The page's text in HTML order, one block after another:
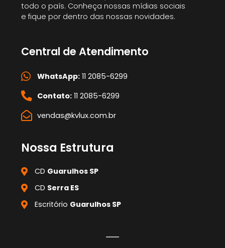
todo o país. Conheça nossas mídias sociais
e fique por dentro das nossas novidades.
Central de Atendimento
WhatsApp:11 2085-6299
Contato:11 2085-6299
vendas@kvlux.com.br
Nossa Estrutura
CD Guarulhos SP
CD Serra ES
Escritório Guarulhos SP